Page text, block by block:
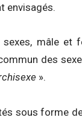
envisagés.
sexes, mâle
des
».
sous forme